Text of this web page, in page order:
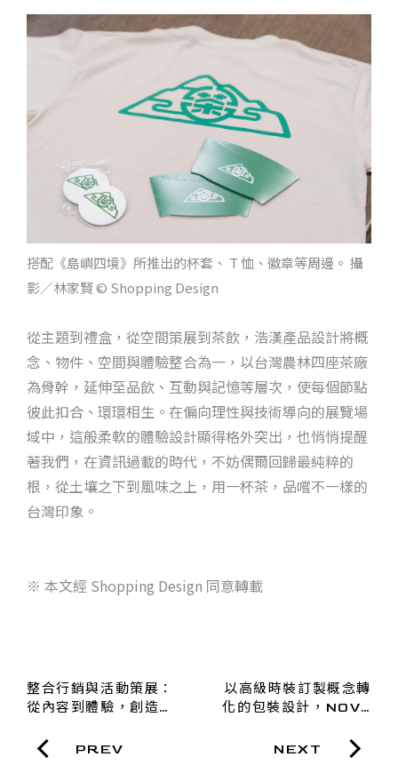
搭配《島嶼四境》所推出的杯套、 T 恤、徽章等周邊。 攝
影／林家賢 © Shopping Design
從主題到禮盒，從空間策展到茶飲，浩漢產品設計將概
念、物件、空間與體驗整合為一，以台灣農林四座茶廠
為骨幹，延伸至品飲、互動與記憶等層次，使每個節點
彼此扣合、環環相生。在偏向理性與技術導向的展覽場
域中，這般柔軟的體驗設計顯得格外突出，也悄悄提醒
著我們，在資訊過載的時代，不妨偶爾回歸最純粹的
根，從土壤之下到風味之上，用一杯茶，品嚐不一樣的
台灣印象。
※ 本文經 Shopping Design 同意轉載
整合行銷與活動策展：
從內容到體驗，創造與
PREV
以高級時裝訂製概念轉
化的包裝設計，NOVA
伸展台致敬
NEXT